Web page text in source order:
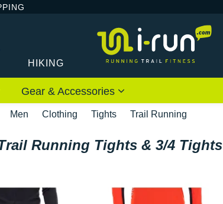
HIKING
Gear & Accessories
Men Clothing Tights Trail Running
Running Tights & 3/4 Tights